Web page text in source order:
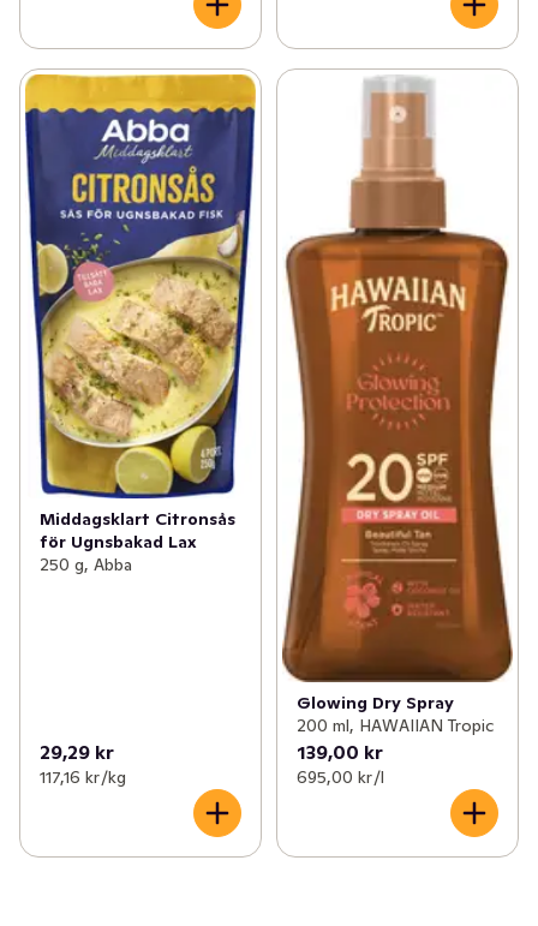
Middagsklart Citronsås
för Ugnsbakad Lax
250 g, Abba
29,29 kr
117,16 kr /kg
Glowing Dry Spray
200 ml, HAWAIIAN Tropic
139,00 kr
695,00 kr /l